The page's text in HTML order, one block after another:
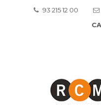
93 215 12 00
CA